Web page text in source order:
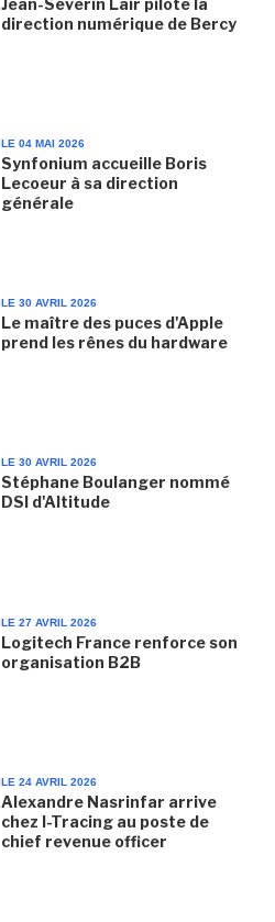
direction numérique de Bercy
LE 04 MAI 2026
Synfonium accueille Boris
Lecoeur à sa direction
générale
LE 30 AVRIL 2026
Le maître des puces d'Apple
prend les rênes du hardware
LE 30 AVRIL 2026
Stéphane Boulanger nommé
DSI d'Altitude
LE 27 AVRIL 2026
Logitech France renforce son
organisation B2B
LE 24 AVRIL 2026
Alexandre Nasrinfar arrive
chez I-Tracing au poste de
chief revenue officer